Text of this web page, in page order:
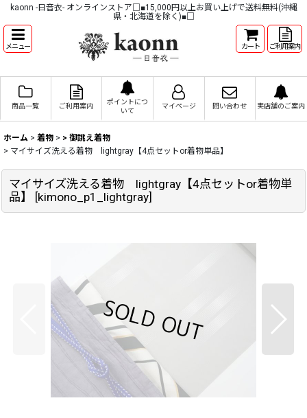
kaonn -日音衣- オンラインストア□■15,000円以上お買い上げで送料無料(沖縄
県・北海道を除く)■□
メニュー カート ご利用案内
商品一覧 ご利用案内
ポイントにつ
いて
マイページ 問い合わせ 実店舗のご案内
ホーム > 着物 > > 御誂え着物
> マイサイズ洗える着物 lightgray【4点セットor着物単品】
マイサイズ洗える着物 lightgray【4点セットor着物単
品】
[kimono_p1_lightgray]